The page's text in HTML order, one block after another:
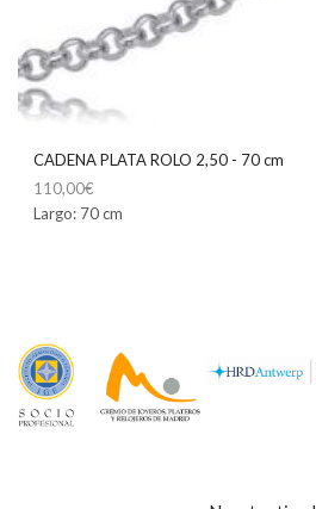
CADENA PLATA ROLO 2,50 - 70 cm
110,00€
Largo: 70 cm